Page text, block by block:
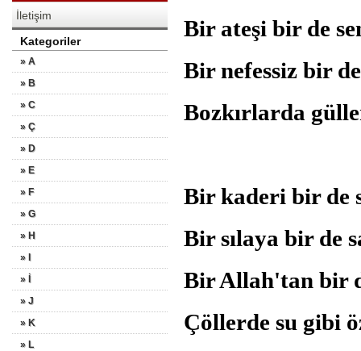
İletişim
Kategoriler
» A
» B
» C
» Ç
» D
» E
» F
» G
» H
» I
» İ
» J
» K
» L
Bir ateşi bir
Bir nefessiz bir
Bozkırlarda
Bir kaderi bir
Bir sılaya bir
Bir Allah'tan
Çöllerde su gibi